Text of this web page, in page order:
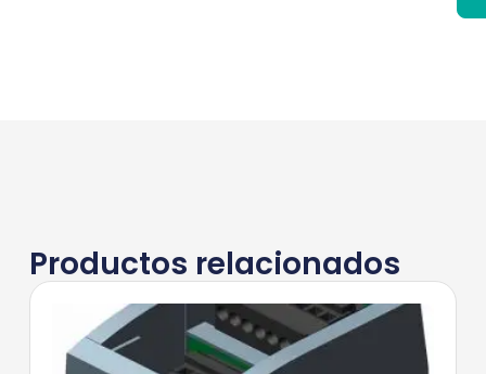
Productos relacionados